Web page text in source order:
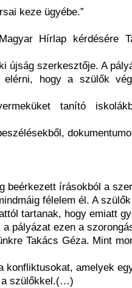
keze ügyébe.”
Hírlap kérdésére
újság szerkesztője. A
elérni, hogy a szülők
tanító
beérkezett írásokból a
félelem él. A
tartanak, hogy emiatt
pályázat ezen a
Takács Géza. Mint
konfliktusokat, amelyek
a szülőkkel.(…)